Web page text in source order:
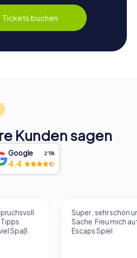
Tickets buchen
Kunden sagen
Google 2‘118
4.4
Spaß.
Super , sehr schön
Sache. Freu mich
Escaps Spiel